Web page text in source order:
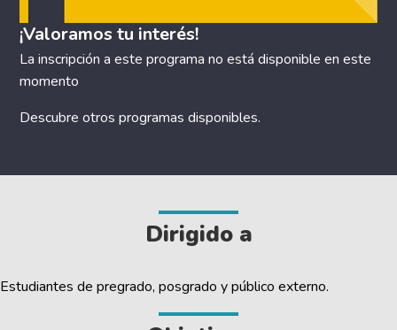
¡Valoramos tu interés!
La inscripción a este programa no está disponible en este
momento
Descubre otrosprogramas disponibles.
Dirigido a
Estudiantes de pregrado, posgrado y público externo.